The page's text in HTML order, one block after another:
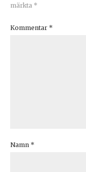
märkta *
Kommentar *
Namn *